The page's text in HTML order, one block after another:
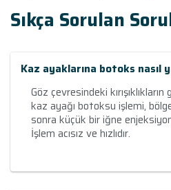
Sıkça Sorulan
Kaz ayaklarına botoks nasıl
Göz çevresindeki
kaz ayağı botoksu işlemi,
sonra küçük bir iğne enjeksiyon
İşlem acısız ve hızlıdır.